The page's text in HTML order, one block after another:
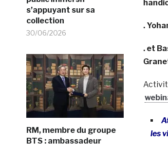
s’appuyant sur sa
collection
30/06/2026
RM, membre du groupe
BTS : ambassadeur
.
. et
les